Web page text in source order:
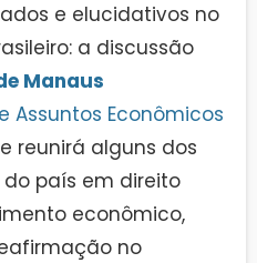
e elucidativos no
a discussão
Manaus
Assuntos Econômicos
reunirá alguns dos
país em direito
econômico,
no